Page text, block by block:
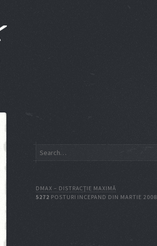
DMAX – DISTRACŢIE MAXIMĂ
5272 POSTURI INCEPAND DIN MARTIE 2008